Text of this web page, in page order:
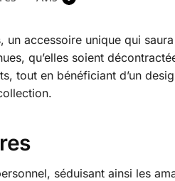
un accessoire unique qui
qu’elles soient
tout en bénéficiant d’un
séduisant ainsi les